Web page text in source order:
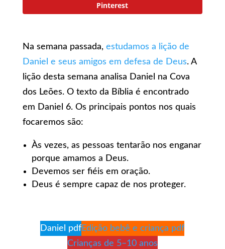
Pinterest
Na semana passada, estudamos a lição de
Daniel e seus amigos em defesa de Deus. A
lição desta semana analisa Daniel na Cova
dos Leões. O texto da Bíblia é encontrado
em Daniel 6. Os principais pontos nos quais
focaremos são:
Às vezes, as pessoas tentarão nos enganar
porque amamos a Deus.
Devemos ser fiéis em oração.
Deus é sempre capaz de nos proteger.
Daniel pdfEdição bebê e criança pdf
Crianças de 5–10 anos